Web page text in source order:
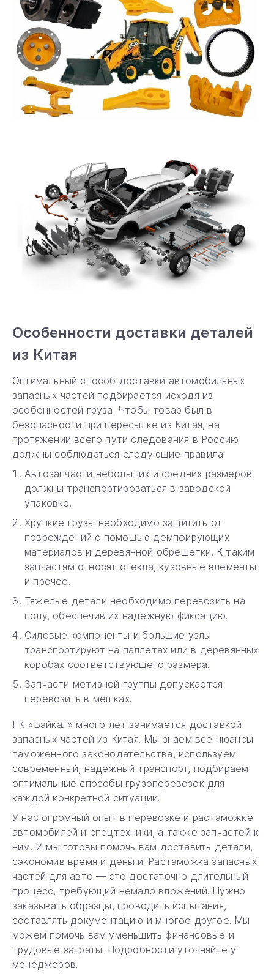
Особенности доставки деталей
из Китая
Оптимальный способ доставки автомобильных
запасных частей подбирается исходя из
особенностей груза. Чтобы товар был в
безопасности при пересылке из Китая, на
протяжении всего пути следования в Россию
должны соблюдаться следующие правила:
Автозапчасти небольших и средних размеров
должны транспортироваться в заводской
упаковке.
Хрупкие грузы необходимо защитить от
повреждений с помощью демпфирующих
материалов и деревянной обрешетки. К таким
запчастям относят стекла, кузовные элементы
и прочее.
Тяжелые детали необходимо перевозить на
полу, обеспечив их надежную фиксацию.
Силовые компоненты и большие узлы
транспортируют на паллетах или в деревянных
коробах соответствующего размера.
Запчасти метизной группы допускается
перевозить в мешках.
ГК «Байкал» много лет занимается доставкой
запасных частей из Китая. Мы знаем все нюансы
таможенного законодательства, используем
современный, надежный транспорт, подбираем
оптимальные способы грузоперевозок для
каждой конкретной ситуации.
У нас огромный опыт в перевозке и растаможке
автомобилей и спецтехники, а также запчастей к
ним. И мы готовы помочь вам доставить детали,
сэкономив время и деньги. Растаможка запасных
частей для авто — это достаточно длительный
процесс, требующий немало вложений. Нужно
заказывать образцы, проводить испытания,
составлять документацию и многое другое. Мы
можем помочь вам уменьшить финансовые и
трудовые затраты. Подробности уточняйте у
менеджеров.